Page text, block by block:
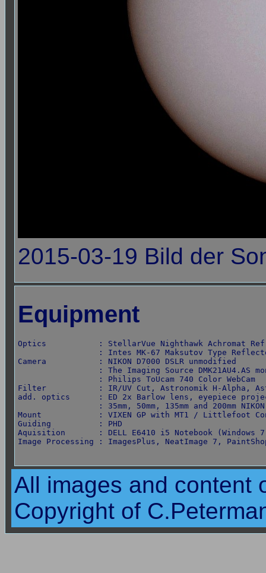
2015-03-19 Bild der
Equipment
Optics           : StellarVue Nighthawk Achromat
: Intes MK-67 Maksutov Type
Camera           : NIKON D7000 DSLR unmodified
: The Imaging Source DMK21AU4.AS
                 : Philips ToUcam 740 Color WebCam
Filter           : IR/UV Cut, Astronomik H-Alpha,
add. optics      : ED 2x Barlow lens, eyepiece
: 35mm, 50mm, 135mm and 200mm
Mount            : VIXEN GP with MT1 / Littlefoot
Guiding          : PHD
Aquisition       : DELL E6410 i5 Notebook (Windows
Image Processing : ImagesPlus, NeatImage 7,
All images and content
Copyright of